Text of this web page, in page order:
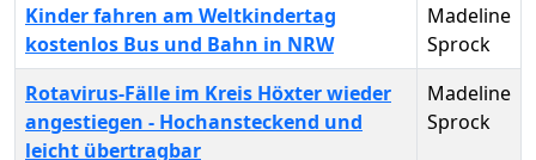
Kinder fahren am Weltkindertag
kostenlos Bus und Bahn in NRW
Madeline
Sprock
Rotavirus-Fälle im Kreis Höxter wieder
angestiegen - Hochansteckend und
leicht übertragbar
Madeline
Sprock